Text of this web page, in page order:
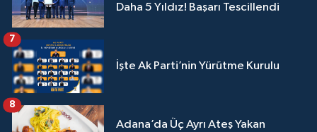
Daha 5 Yıldız! Başarı Tescillendi
İşte Ak Parti’nin Yürütme Kurulu
7
Adana’da Üç Ayrı Ateş Yakan
8